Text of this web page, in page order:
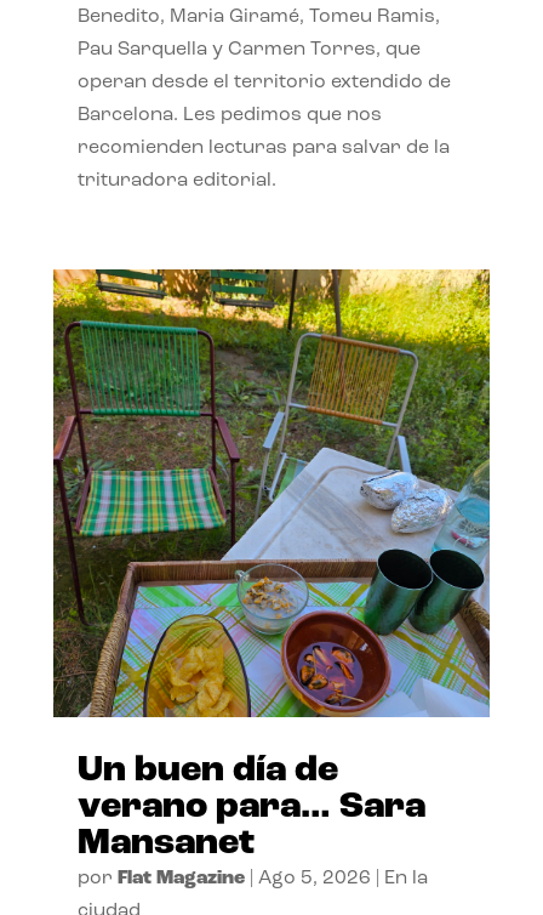
Benedito, Maria Giramé, Tomeu Ramis,
Pau Sarquella y Carmen Torres, que
operan desde el territorio extendido de
Barcelona. Les pedimos que nos
recomienden lecturas para salvar de la
trituradora editorial.
Un buen día de
verano para… Sara
Mansanet
por Flat Magazine| Ago 5, 2026
En la